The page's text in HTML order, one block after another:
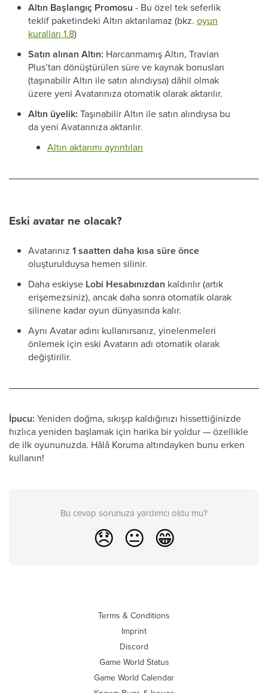
Altın Başlangıç Promosu - Bu özel tek seferlik
teklif paketindeki Altın aktarılamaz (bkz. oyun
kuralları 1.8)
Satın alınan Altın: Harcanmamış Altın, Travian
Plus’tan dönüştürülen süre ve kaynak bonusları
(taşınabilir Altın ile satın alındıysa) dâhil olmak
üzere yeni Avatarınıza otomatik olarak aktarılır.
Altın üyelik: Taşınabilir Altın ile satın alındıysa bu
da yeni Avatarınıza aktarılır.
Altın aktarımı ayrıntıları
Eski avatar ne olacak?
Avatarınız 1 saatten daha kısa süre önce
oluşturulduysa hemen silinir.
Daha eskiyse Lobi Hesabınızdan kaldırılır (artık
erişemezsiniz), ancak daha sonra otomatik olarak
silinene kadar oyun dünyasında kalır.
Aynı Avatar adını kullanırsanız, yinelenmeleri
önlemek için eski Avatarın adı otomatik olarak
değiştirilir.
İpucu: Yeniden doğma, sıkışıp kaldığınızı hissettiğinizde
hızlıca yeniden başlamak için harika bir yoldur — özellikle
de ilk oyununuzda. Hâlâ Koruma altındayken bunu erken
kullanın!
Bu cevap sorunuza yardımcı oldu mu?
😞 😐 😁
Terms & Conditions
Imprint
Discord
Game World Status
Game World Calendar